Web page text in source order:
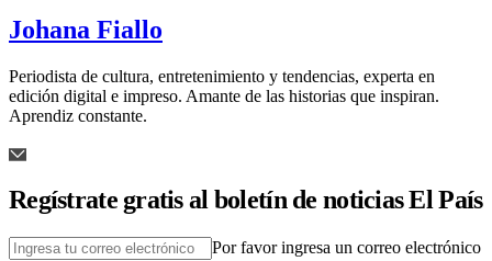
Johana Fiallo
Periodista de cultura, entretenimiento y tendencias, experta en
edición digital e impreso. Amante de las historias que inspiran.
Aprendiz constante.
Regístrate gratis al boletín de noticias El País
Por favor ingresa un correo electrónico